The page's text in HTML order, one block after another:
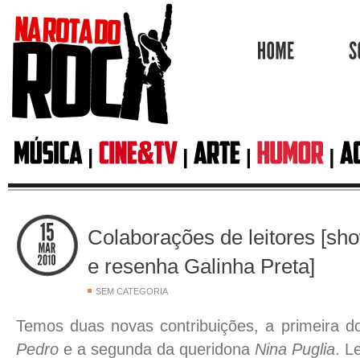
Colaborações de leitores
e resenha Galinha Preta]
SEM CATEGORIA
Temos duas novas contribuições, a primeira
Pedro e a segunda da queridona Nina Puglia.